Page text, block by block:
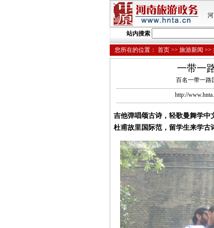
站内搜索
您所在的位置： 首页 >> 旅游新闻 >>
一带一
百名一带一路
http://
吉他弹唱颂古诗，轻歌曼舞学中
杜甫故里国际范，留学生来学古